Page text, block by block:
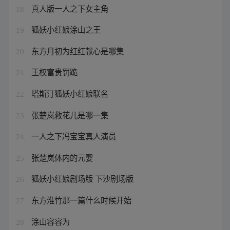
18 真人版一人之下女主角
19 狐妖小红娘涂山之王
20 东方月初为红红献心是哪集
21 王权富贵罚跪
22 塔斯汀狐妖小红娘联名
23 张楚岚救花儿是哪一集
24 一人之下冯宝宝真人演员
25 张楚岚体内的元婴
26 狐妖小红娘剧场版 下沙剧场版
27 东方淮竹那一篇什么时候开始
28 涂山容容为